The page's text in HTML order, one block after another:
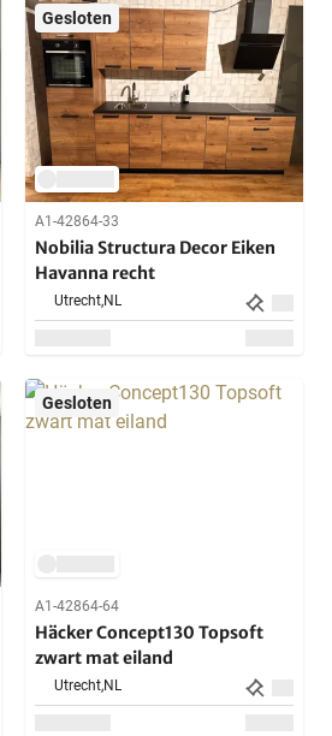
Gesloten
A1-42864-33
Nobilia Structura Decor Eiken
Havanna recht
Utrecht,NL
Gesloten
A1-42864-64
Häcker Concept130 Topsoft
zwart mat eiland
Utrecht,NL